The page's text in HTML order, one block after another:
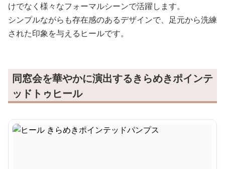
けでなく様々なフォーマルシーンで活躍します。
シンプルながらも存在感のあるデザインで、足元から洗練
された印象を与えるヒールです。
同窓会を華やかに演出するきらめきポインテ
ッドトゥヒール